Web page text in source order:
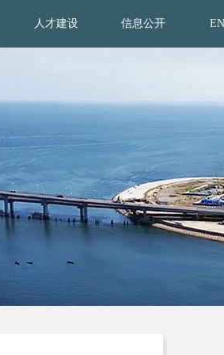
人才建设 信息公开 EN